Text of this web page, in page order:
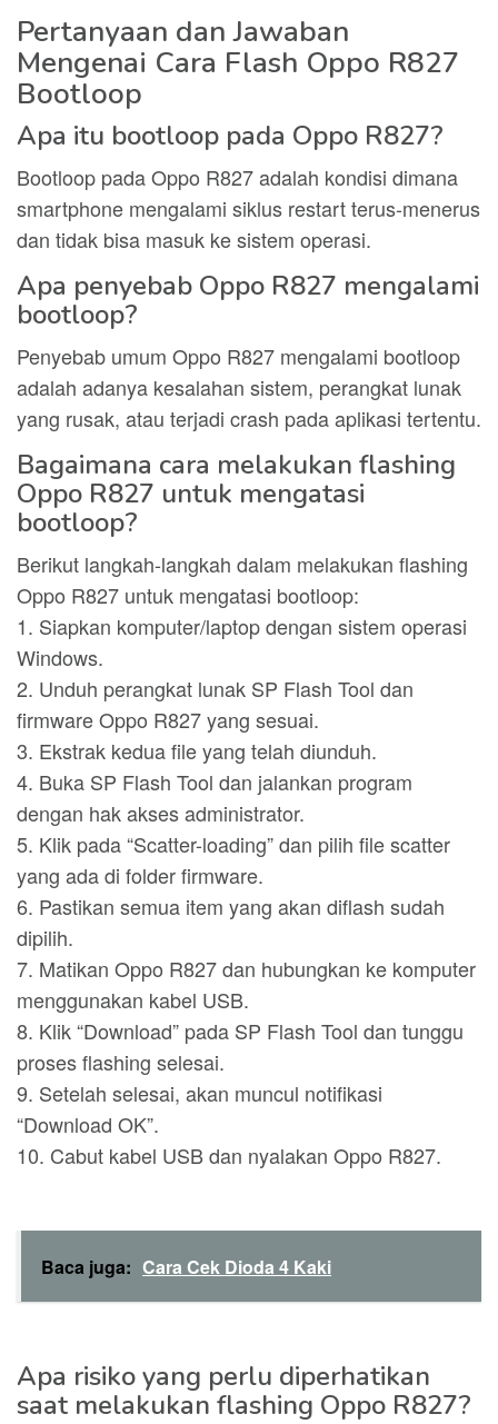
Pertanyaan dan Jawaban
Mengenai Cara Flash Oppo R827
Bootloop
Apa itu bootloop pada Oppo R827?
Bootloop pada Oppo R827 adalah kondisi dimana
smartphone mengalami siklus restart terus-menerus
dan tidak bisa masuk ke sistem operasi.
Apa penyebab Oppo R827 mengalami
bootloop?
Penyebab umum Oppo R827 mengalami bootloop
adalah adanya kesalahan sistem, perangkat lunak
yang rusak, atau terjadi crash pada aplikasi tertentu.
Bagaimana cara melakukan flashing
Oppo R827 untuk mengatasi
bootloop?
Berikut langkah-langkah dalam melakukan flashing
Oppo R827 untuk mengatasi bootloop:
1. Siapkan komputer/laptop dengan sistem operasi
Windows.
2. Unduh perangkat lunak SP Flash Tool dan
firmware Oppo R827 yang sesuai.
3. Ekstrak kedua file yang telah diunduh.
4. Buka SP Flash Tool dan jalankan program
dengan hak akses administrator.
5. Klik pada “Scatter-loading” dan pilih file scatter
yang ada di folder firmware.
6. Pastikan semua item yang akan diflash sudah
dipilih.
7. Matikan Oppo R827 dan hubungkan ke komputer
menggunakan kabel USB.
8. Klik “Download” pada SP Flash Tool dan tunggu
proses flashing selesai.
9. Setelah selesai, akan muncul notifikasi
“Download OK”.
10. Cabut kabel USB dan nyalakan Oppo R827.
Baca juga: Cara Cek Dioda 4 Kaki
Apa risiko yang perlu diperhatikan
saat melakukan flashing Oppo R827?